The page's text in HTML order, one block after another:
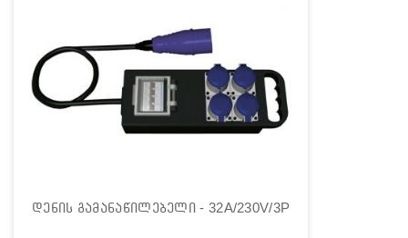
დენის გამანაწილებელი - 32A/230V/3P